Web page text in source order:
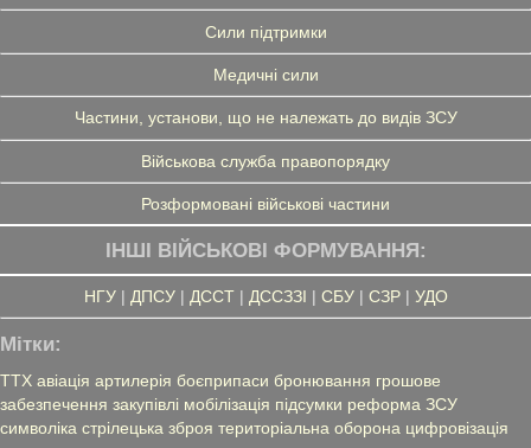
Сили підтримки
Медичні сили
Частини, установи, що не належать до видів ЗСУ
Військова служба правопорядку
Розформовані військові частини
ІНШІ ВІЙСЬКОВІ ФОРМУВАННЯ:
НГУ| ДПСУ| ДССТ| ДССЗЗІ | СБУ| СЗР| УДО
Мітки:
ТТХ авіація артилерія боєприпаси бронювання грошове
забезпечення закупівлі мобілізація підсумки реформа ЗСУ
символіка стрілецька зброя територіальна оборона цифровізація